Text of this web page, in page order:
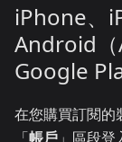
iPhone、
Android
Google
在您購買訂閱的
「帳戶 」區段